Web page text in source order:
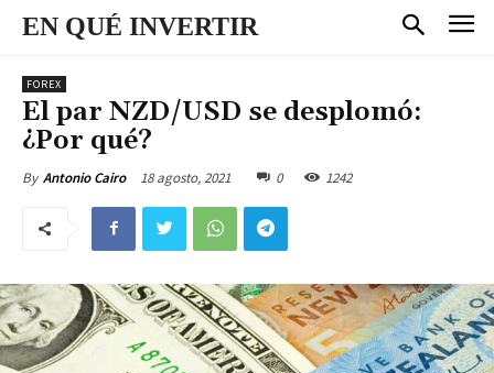
EN QUÉ INVERTIR
FOREX
El par NZD/USD se desplomó:
¿Por qué?
By Antonio Cairo 18 agosto, 2021 0 1242